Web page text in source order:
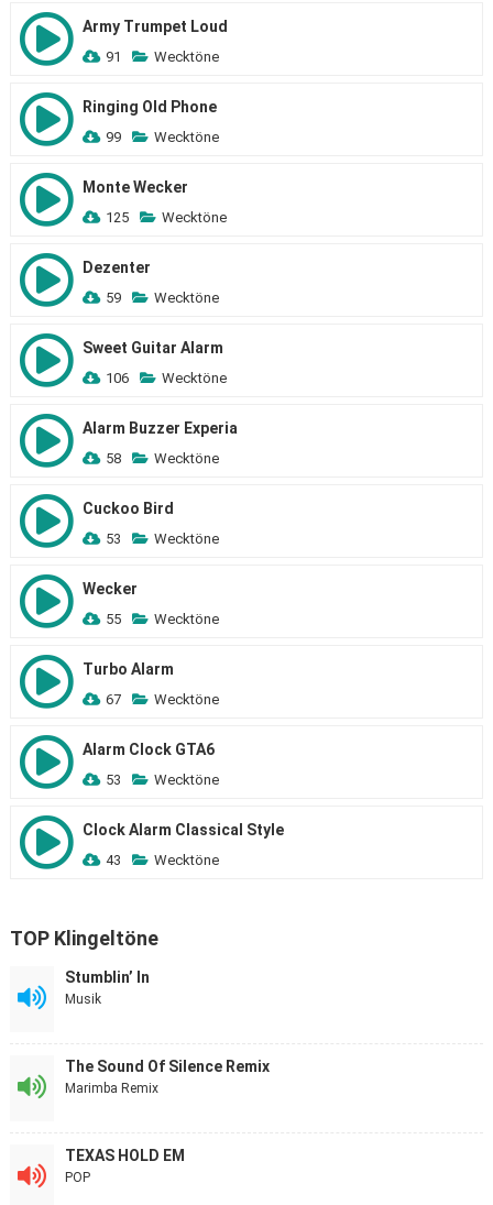
Army Trumpet Loud
91 Wecktöne
Ringing Old Phone
99 Wecktöne
Monte Wecker
125 Wecktöne
Dezenter
59 Wecktöne
Sweet Guitar Alarm
106 Wecktöne
Alarm Buzzer Experia
58 Wecktöne
Cuckoo Bird
53 Wecktöne
Wecker
55 Wecktöne
Turbo Alarm
67 Wecktöne
Alarm Clock GTA6
53 Wecktöne
Clock Alarm Classical Style
43 Wecktöne
TOP Klingeltöne
Stumblin’ In
Musik
The Sound Of Silence Remix
Marimba Remix
TEXAS HOLD EM
POP